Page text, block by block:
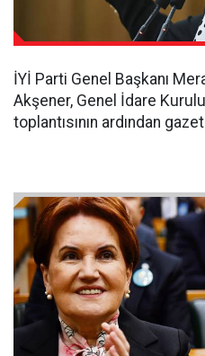
İYİ Parti Genel Başkanı
Akşener, Genel İdare
toplantısının ardından